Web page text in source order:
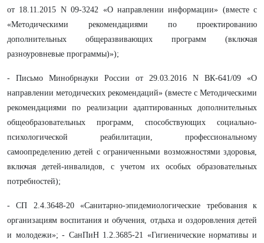
от 18.11.2015 N 09-3242 «О направлении информации» (вместе с
«Методическими рекомендациями по проектированию
дополнительных общеразвивающих программ (включая
разноуровневые программы)»);
- Письмо Минобрнауки России от 29.03.2016 N ВК-641/09 «О
направлении методических рекомендаций» (вместе с Методическими
рекомендациями по реализации адаптированных дополнительных
общеобразовательных программ, способствующих социально-
психологической реабилитации, профессиональному
самоопределению детей с ограниченными возможностями здоровья,
включая детей-инвалидов, с учетом их особых образовательных
потребностей);
- СП 2.4.3648-20 «Санитарно-эпидемиологические требования к
организациям воспитания и обучения, отдыха и оздоровления детей
и молодежи»; - СанПиН 1.2.3685-21 «Гигиенические нормативы и